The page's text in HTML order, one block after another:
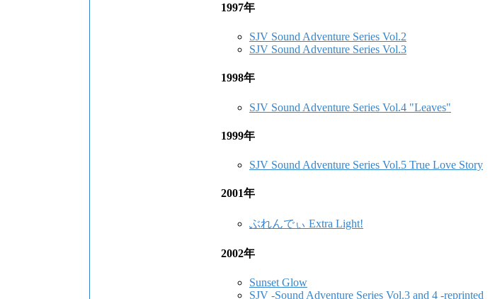
1997年
SJV Sound Adventure Series Vol.2
SJV Sound Adventure Series Vol.3
1998年
SJV Sound Adventure Series Vol.4 "Leaves"
1999年
SJV Sound Adventure Series Vol.5 True Love Story
2001年
ぶれんでぃ Extra Light!
2002年
Sunset Glow
SJV -Sound Adventure Series Vol.3 and 4 -reprinted